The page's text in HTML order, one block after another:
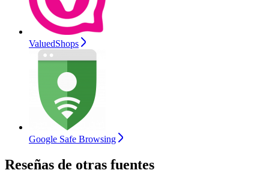
ValuedShops
Google Safe Browsing
Reseñas de otras fuentes